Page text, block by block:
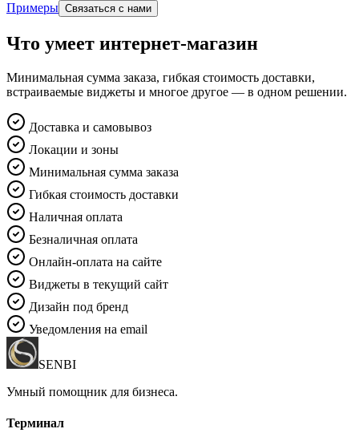
Примеры Связаться с нами
Что умеет интернет-магазин
Минимальная сумма заказа, гибкая стоимость доставки,
встраиваемые виджеты и многое другое — в одном решении.
Доставка и самовывоз
Локации и зоны
Минимальная сумма заказа
Гибкая стоимость доставки
Наличная оплата
Безналичная оплата
Онлайн-оплата на сайте
Виджеты в текущий сайт
Дизайн под бренд
Уведомления на email
SENBI
Умный помощник для бизнеса.
Терминал